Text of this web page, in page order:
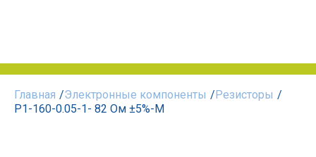
Главная /Электронные компоненты /Резисторы /
Р1-160-0.05-1- 82 Ом ±5%-М